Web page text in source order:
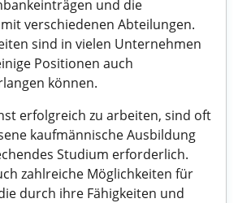
und die
verschiedenen Abteilungen.
sind in vielen Unternehmen
Positionen auch
können.
erfolgreich zu arbeiten, sind oft
kaufmännische Ausbildung
Studium erforderlich.
zahlreiche Möglichkeiten für
durch ihre Fähigkeiten und